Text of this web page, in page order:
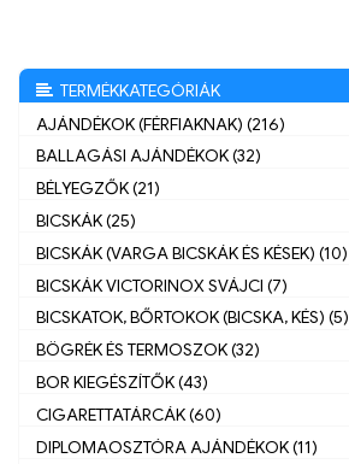
TERMÉKKATEGÓRIÁK
AJÁNDÉKOK (FÉRFIAKNAK) (216)
BALLAGÁSI AJÁNDÉKOK (32)
BÉLYEGZŐK (21)
BICSKÁK (25)
BICSKÁK (VARGA BICSKÁK ÉS KÉSEK) (10)
BICSKÁK VICTORINOX SVÁJCI (7)
BICSKATOK, BŐRTOKOK (BICSKA, KÉS) (5)
BÖGRÉK ÉS TERMOSZOK (32)
BOR KIEGÉSZÍTŐK (43)
CIGARETTATÁRCÁK (60)
DIPLOMAOSZTÓRA AJÁNDÉKOK (11)